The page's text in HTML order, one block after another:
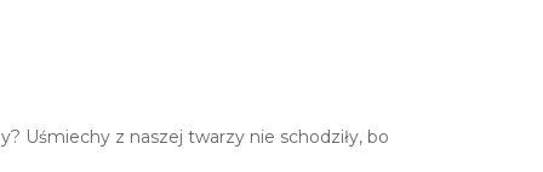
Uśmiechy z naszej twarzy nie schodziły, bo